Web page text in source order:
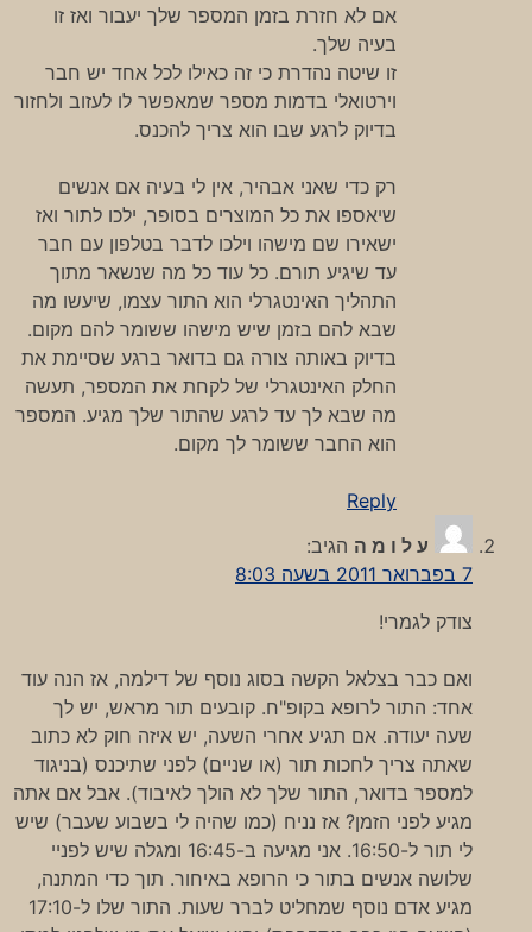
אם לא חזרת בזמן המספר שלך יעבור ואז זו
בעיה שלך.
זו שיטה נהדרת כי זה כאילו לכל אחד יש חבר
וירטואלי בדמות מספר שמאפשר לו לעזוב ולחזור
בדיוק לרגע שבו הוא צריך להכנס.
רק כדי שאני אבהיר, אין לי בעיה אם אנשים
שיאספו את כל המוצרים בסופר, ילכו לתור ואז
ישאירו שם מישהו וילכו לדבר בטלפון עם חבר
עד שיגיע תורם. כל עוד כל מה שנשאר מתוך
התהליך האינטגרלי הוא התור עצמו, שיעשו מה
שבא להם בזמן שיש מישהו ששומר להם מקום.
בדיוק באותה צורה גם בדואר ברגע שסיימת את
החלק האינטגרלי של לקחת את המספר, תעשה
מה שבא לך עד לרגע שהתור שלך מגיע. המספר
הוא החבר ששומר לך מקום.
Reply
ע ל ו מ ה הגיב:
7 בפברואר 2011 בשעה 8:03
צודק לגמרי!
ואם כבר בצלאל הקשה בסוג נוסף של דילמה, אז הנה עוד
אחד: התור לרופא בקופ"ח. קובעים תור מראש, יש לך
שעה יעודה. אם תגיע אחרי השעה, יש איזה חוק לא כתוב
שאתה צריך לחכות תור (או שניים) לפני שתיכנס (בניגוד
למספר בדואר, התור שלך לא הולך לאיבוד). אבל אם אתה
מגיע לפני הזמן? אז נניח (כמו שהיה לי בשבוע שעבר) שיש
לי תור ל-16:50. אני מגיעה ב-16:45 ומגלה שיש לפניי
שלושה אנשים בתור כי הרופא באיחור. תוך כדי המתנה,
מגיע אדם נוסף שמחליט לברר שעות. התור שלו ל-17:10